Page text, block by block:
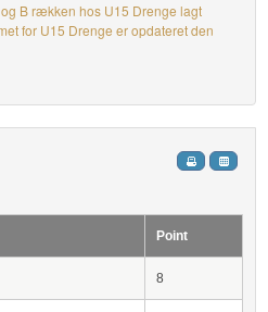
B rækken hos U15 Drenge lagt
for U15 Drenge er opdateret den
Point
8